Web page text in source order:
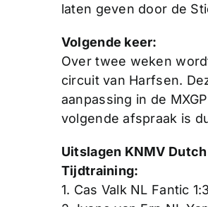
laten geven door de
Volgende keer:
Over twee weken
circuit van Harfsen.
aanpassing in de
volgende afspraak is
Uitslagen KNMV
Tijdtraining:
1. Cas Valk NL Fantic